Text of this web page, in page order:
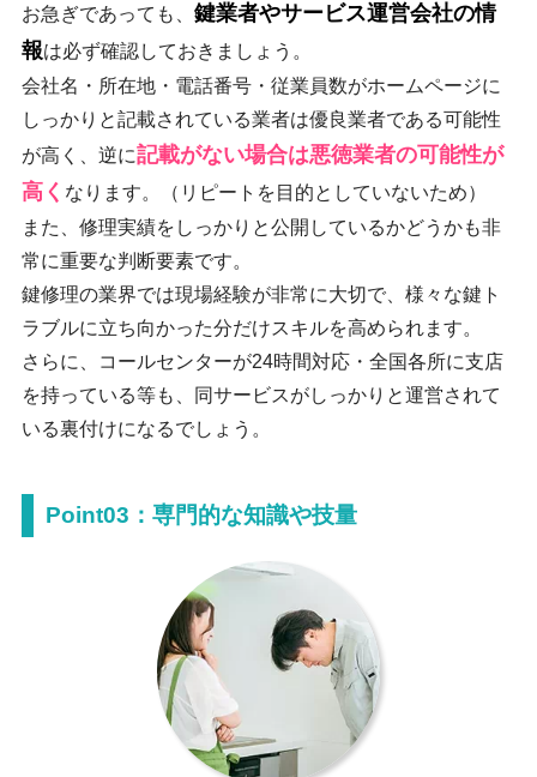
お急ぎであっても、 鍵業者やサービス運営会社の情
報は必ず確認しておきましょう。
会社名・所在地・電話番号・従業員数がホームページに
しっかりと記載されている業者は優良業者である可能性
が高く、逆に記載がない場合は悪徳業者の可能性が
高く なります。（リピートを目的としていないため）
また、修理実績をしっかりと公開しているかどうかも非
常に重要な判断要素です。
鍵修理の業界では現場経験が非常に大切で、様々な鍵ト
ラブルに立ち向かった分だけスキルを高められます。
さらに、コールセンターが24時間対応・全国各所に支店
を持っている等も、同サービスがしっかりと運営されて
いる裏付けになるでしょう。
Point03：専門的な知識や技量